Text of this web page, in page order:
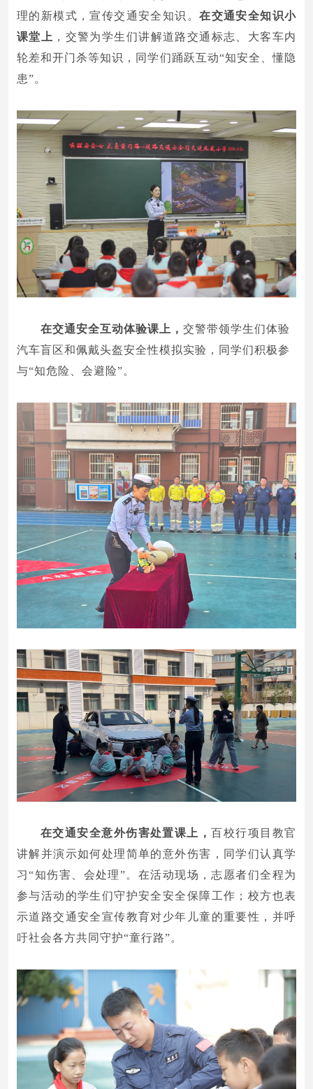
理的新模式，宣传交通安全知识。在交通安全知识小
课堂上 ，交警为学生们讲解道路交通标志、大客车内
轮差和开门杀等知识，同学们踊跃互动“知安全、懂隐
患”。
在交通安全互动体验课上， 交警带领学生们体验
汽车盲区和佩戴头盔安全性模拟实验，同学们积极参
与“知危险、会避险”。
在交通安全意外伤害处置课上，百校行项目教官
讲解并演示如何处理简单的意外伤害，同学们认真学
习“知伤害、会处理”。在活动现场，志愿者们全程为
参与活动的学生们守护安全安全保障工作；校方也表
示道路交通安全宣传教育对少年儿童的重要性，并呼
吁社会各方共同守护“童行路”。